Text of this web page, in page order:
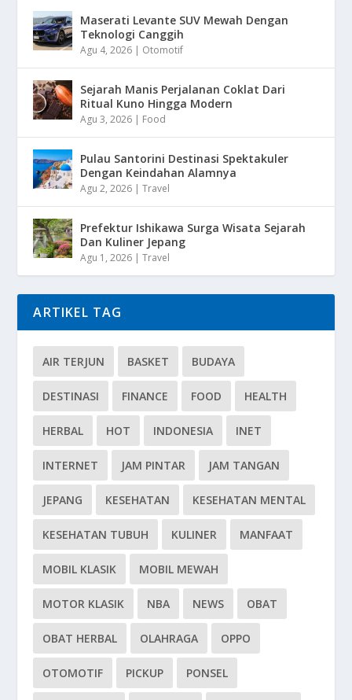
Maserati Levante SUV Mewah Dengan
Teknologi Canggih
Agu 4, 2026 | Otomotif
Sejarah Manis Perjalanan Coklat Dari
Ritual Kuno Hingga Modern
Agu 3, 2026 | Food
Pulau Santorini Destinasi Spektakuler
Dengan Keindahan Alamnya
Agu 2, 2026 |Travel
Prefektur Ishikawa Surga Wisata Sejarah
Dan Kuliner Jepang
Agu 1, 2026 |Travel
ARTIKEL TAG
AIR TERJUN BASKET BUDAYA
DESTINASI FINANCE FOOD HEALTH
HERBAL HOT INDONESIA INET
INTERNET JAM PINTAR JAM TANGAN
JEPANG KESEHATAN KESEHATAN MENTAL
KESEHATAN TUBUH KULINER MANFAAT
MOBIL KLASIK MOBIL MEWAH
MOTOR KLASIK NBA NEWS OBAT
OBAT HERBAL OLAHRAGA OPPO
OTOMOTIF PICKUP PONSEL